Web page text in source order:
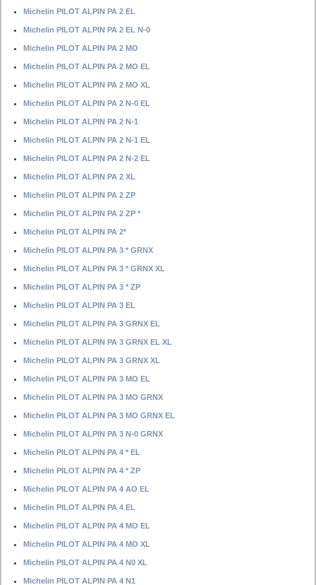
Michelin PILOT ALPIN PA 2 EL
Michelin PILOT ALPIN PA 2 EL N-0
Michelin PILOT ALPIN PA 2 MO
Michelin PILOT ALPIN PA 2 MO EL
Michelin PILOT ALPIN PA 2 MO XL
Michelin PILOT ALPIN PA 2 N-0 EL
Michelin PILOT ALPIN PA 2 N-1
Michelin PILOT ALPIN PA 2 N-1 EL
Michelin PILOT ALPIN PA 2 N-2 EL
Michelin PILOT ALPIN PA 2 XL
Michelin PILOT ALPIN PA 2 ZP
Michelin PILOT ALPIN PA 2 ZP *
Michelin PILOT ALPIN PA 2*
Michelin PILOT ALPIN PA 3 * GRNX
Michelin PILOT ALPIN PA 3 * GRNX XL
Michelin PILOT ALPIN PA 3 * ZP
Michelin PILOT ALPIN PA 3 EL
Michelin PILOT ALPIN PA 3 GRNX EL
Michelin PILOT ALPIN PA 3 GRNX EL XL
Michelin PILOT ALPIN PA 3 GRNX XL
Michelin PILOT ALPIN PA 3 MO EL
Michelin PILOT ALPIN PA 3 MO GRNX
Michelin PILOT ALPIN PA 3 MO GRNX EL
Michelin PILOT ALPIN PA 3 N-0 GRNX
Michelin PILOT ALPIN PA 4 * EL
Michelin PILOT ALPIN PA 4 * ZP
Michelin PILOT ALPIN PA 4 AO EL
Michelin PILOT ALPIN PA 4 EL
Michelin PILOT ALPIN PA 4 MO EL
Michelin PILOT ALPIN PA 4 MO XL
Michelin PILOT ALPIN PA 4 N0 XL
Michelin PILOT ALPIN PA 4 N1